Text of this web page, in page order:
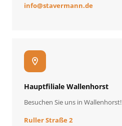
info@stavermann.de
location_on
Hauptfiliale Wallenhorst
Besuchen Sie uns in Wallenhorst!
Ruller Straße 2